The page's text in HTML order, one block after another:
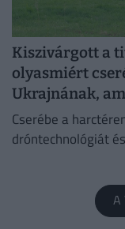
Kiszivárgott a
olyasmiért
Ukrajnának,
Cserébe a
dróntechnológiát
A